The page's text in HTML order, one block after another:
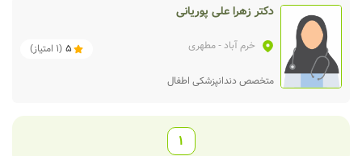
دکتر زهرا علی پوریانی
خرم آباد- مطهری 5
(
1 امتیاز)
متخصص دندانپزشکی اطفال
1